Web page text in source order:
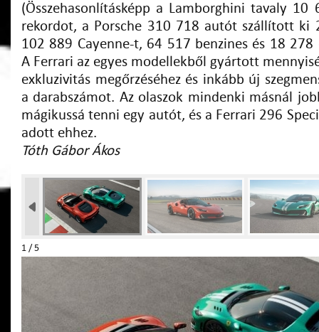
(Összehasonlításképp a Lamborghini tavaly
rekordot, a Porsche 310 718 autót szállított ki
102 889 Cayenne-t, 64 517 benzines és 18
A Ferrari az egyes modellekből gyártott
exkluzivitás megőrzéséhez és inkább új
a darabszámot. Az olaszok mindenki másnál
mágikussá tenni egy autót, és a Ferrari 296
adott ehhez.
Tóth Gábor Ákos
1 / 5